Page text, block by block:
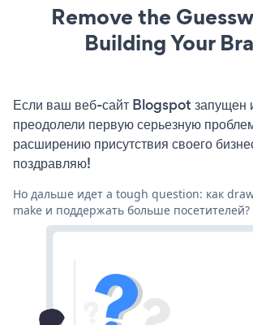
Remove the
Building Your
Если ваш веб-сайт Blogspot запущен
преодолели первую серьезную
расширению присутствия своего
поздравляю!
Но дальше идет a tough question: как
make и поддержать больше посетителей?